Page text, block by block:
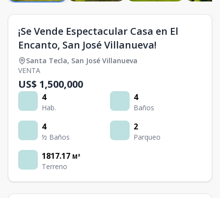
¡Se Vende Espectacular Casa en El
Encanto, San José Villanueva!
Santa Tecla, San José Villanueva
VENTA
US$ 1,500,000
4
Hab.
4
Baños
4
½ Baños
2
Parqueo
1817.17 M²
Terreno